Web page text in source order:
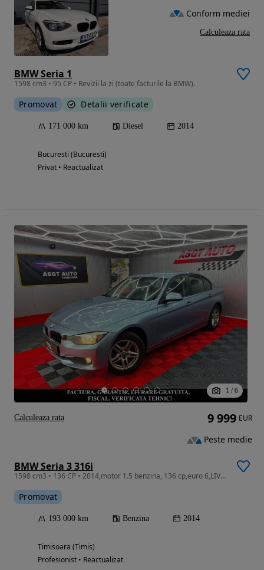
BMW Seria 1
1598 cm3 • 95 CP • Revizii la zi (toate facturile la BMW).
Promovat Detalii verificate
171 000 km Diesel 2014
Bucuresti (Bucuresti)
Privat • Reactualizat
Conform mediei
Calculeaza rata
1 / 6
BMW Seria 3 316i
1598 cm3 • 136 CP • 2014,motor 1.5 benzina, 136 cp,euro 6,LIVRARE GRATUITA, GARANTIE
Promovat
193 000 km Benzina 2014
Timisoara (Timis)
Profesionist • Reactualizat
9 999 EUR
Peste medie
Calculeaza rata